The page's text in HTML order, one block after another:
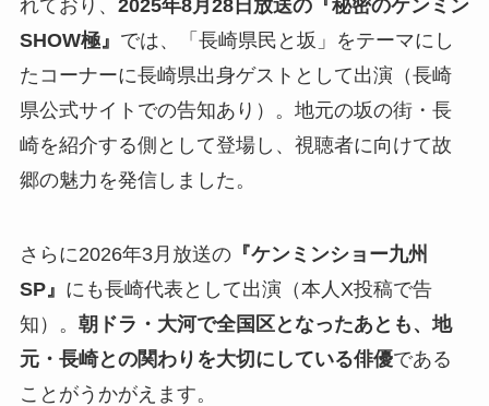
れており、 2025年8月28日放送の『秘密のケンミン
SHOW極』 では、「長崎県民と坂」をテーマにし
たコーナーに長崎県出身ゲストとして出演（長崎
県公式サイトでの告知あり）。地元の坂の街・長
崎を紹介する側として登場し、視聴者に向けて故
郷の魅力を発信しました。
さらに2026年3月放送の『ケンミンショー九州
SP』 にも長崎代表として出演（本人X投稿で告
知）。 朝ドラ・大河で全国区となったあとも、地
元・長崎との関わりを大切にしている俳優である
ことがうかがえます。